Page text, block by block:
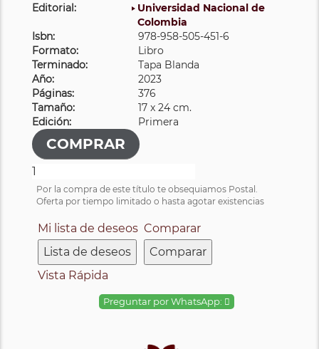
Editorial:
Universidad Nacional de
Colombia
Isbn:
978-958-505-451-6
Formato:
Libro
Terminado:
Tapa Blanda
Año:
2023
Páginas:
376
Tamaño:
17 x 24 cm.
Edición:
Primera
Por la compra de este título te obsequiamos Postal.
Oferta por tiempo limitado o hasta agotar existencias
Mi lista de deseos
Lista de deseos
Comparar
Comparar
Vista Rápida
Preguntar por WhatsApp: